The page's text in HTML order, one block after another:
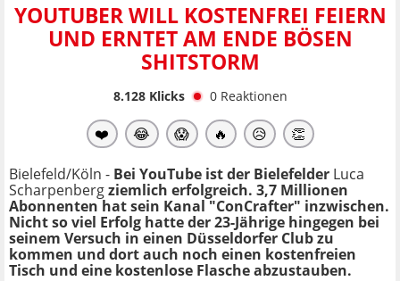
YOUTUBER WILL KOSTENFREI FEIERN
UND ERNTET AM ENDE BÖSEN
SHITSTORM
8.128Klicks 0 Reaktionen
❤️ 😂 😱 🔥 😥 👏
Bielefeld/Köln - Bei YouTube ist der Bielefelder Luca
Scharpenbergziemlich erfolgreich. 3,7 Millionen
Abonnenten hat sein Kanal "ConCrafter" inzwischen.
Nicht so viel Erfolg hatte der 23-Jährige hingegen bei
seinem Versuch in einen Düsseldorfer Club zu
kommen und dort auch noch einen kostenfreien
Tisch und eine kostenlose Flasche abzustauben.